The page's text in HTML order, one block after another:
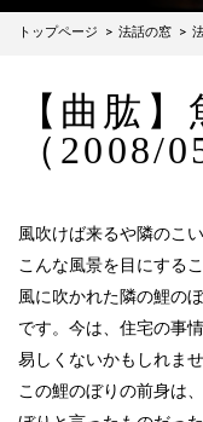
トップページ 法話の窓
【曲肱
（2008/
風吹けば来るや隣のこ
こんな風景を目にする
風に吹かれた隣の鯉の
です。今は、住宅の事
易しくないかもしれませ
この鯉のぼりの前身は